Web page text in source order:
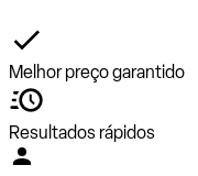
Melhor preço garantido
Resultados rápidos